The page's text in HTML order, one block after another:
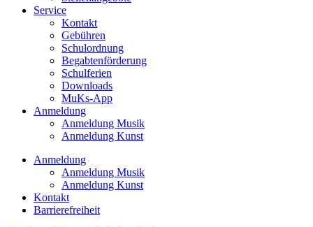
Service
Kontakt
Gebühren
Schulordnung
Begabtenförderung
Schulferien
Downloads
MuKs-App
Anmeldung
Anmeldung Musik
Anmeldung Kunst
Anmeldung
Anmeldung Musik
Anmeldung Kunst
Kontakt
Barrierefreiheit